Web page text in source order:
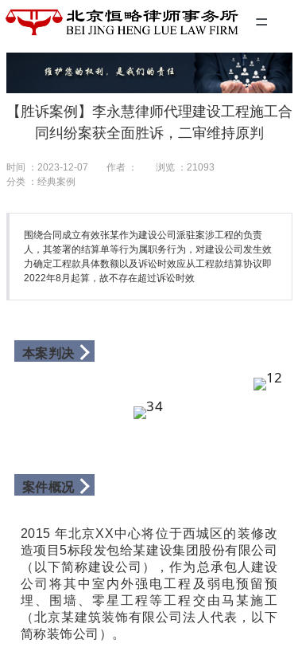
=
首页
精英团队
【胜诉案例】李永慧律师代理建设工程施工合
同纠纷案获全面胜诉，二审维持原判
时间 ：2023-12-07 作者 ： 浏览 ： 21093
分类 ：经典案例
围绕合同成立有效张某作为建设公司派驻案涉工程的负责
人，其签署的结算单等行为属职务行为，对建设公司发生效
力确定工程款具体数额以及诉讼时效应从工程款结算协议即
2022年8月起算，故不存在超过诉讼时效
本案判决
案件概况
2015 年北京XX中心将位于西城区的装修改
造项目5标段发包给某建设集团股份有限公司
（以下简称建设公司），作为总承包人建设
公司将其中室内外强电工程及弱电预留预
埋、围墙、零星工程等工程交由马某施工
（北京某建筑装饰有限公司法人代表，以下
简称装饰公司）。